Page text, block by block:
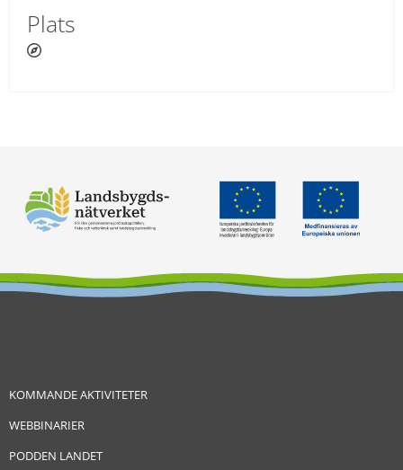
Plats

KOMMANDE AKTIVITETER
WEBBINARIER
PODDEN LANDET